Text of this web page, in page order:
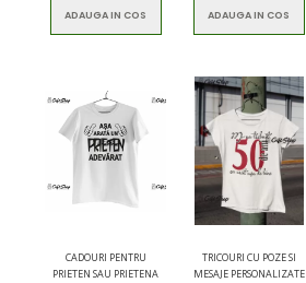
ADAUGA IN COS ADAUGA IN COS
CADOURI PENTRU
PRIETEN SAU PRIETENA
TRICOURI CU POZE SI
MESAJE PERSONALIZATE